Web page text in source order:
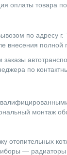
оплаты товара
по адресу г.
внесения полной
заказы
по
монтаж
отопительных
—